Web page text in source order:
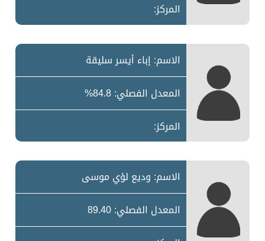
المركز:
الاسم: إباء أيسر سليقة
المعدل الفصلي: 84.8%
المركز:
الاسم: وديع لؤي موسى
المعدل الفصلي: 89.40